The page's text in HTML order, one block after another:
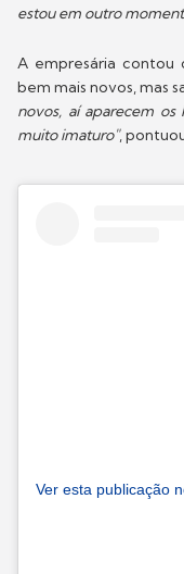
estou em outro
A empresária
bem mais novos, mas
novos, aí aparecem os
muito imaturo",
Ver esta publicação